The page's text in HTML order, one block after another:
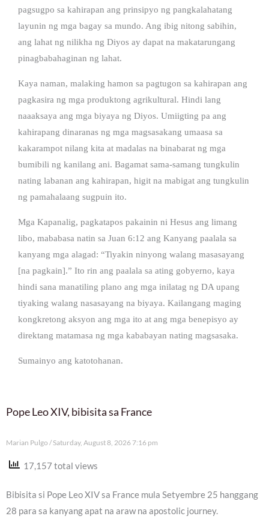
pagsugpo sa kahirapan ang prinsipyo ng pangkalahatang
layunin ng mga bagay sa mundo. Ang ibig nitong sabihin,
ang lahat ng nilikha ng Diyos ay dapat na makatarungang
pinagbabahaginan ng lahat.
Kaya naman, malaking hamon sa pagtugon sa kahirapan ang
pagkasira ng mga produktong agrikultural. Hindi lang
naaaksaya ang mga biyaya ng Diyos. Umiigting pa ang
kahirapang dinaranas ng mga magsasakang umaasa sa
kakarampot nilang kita at madalas na binabarat ng mga
bumibili ng kanilang ani. Bagamat sama-samang tungkulin
nating labanan ang kahirapan, higit na mabigat ang tungkulin
ng pamahalaang sugpuin ito.
Mga Kapanalig, pagkatapos pakainin ni Hesus ang limang
libo, mababasa natin sa Juan 6:12 ang Kanyang paalala sa
kanyang mga alagad: “Tiyakin ninyong walang masasayang
[na pagkain].” Ito rin ang paalala sa ating gobyerno, kaya
hindi sana manatiling plano ang mga inilatag ng DA upang
tiyaking walang nasasayang na biyaya. Kailangang maging
kongkretong aksyon ang mga ito at ang mga benepisyo ay
direktang matamasa ng mga kababayan nating magsasaka.
Sumainyo ang katotohanan.
Pope Leo XIV, bibisita sa France
Marian Pulgo Saturday, August 8, 2026 7:16 pm
17,157 total views
Bibisita si Pope Leo XIV sa France mula Setyembre 25 hanggang
28 para sa kanyang apat na araw na apostolic journey.